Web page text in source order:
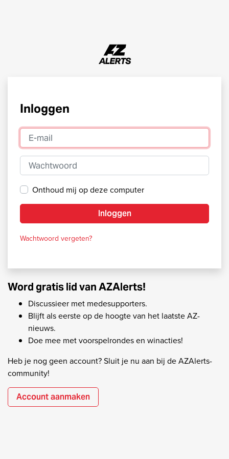
Inloggen
E-mail
Wachtwoord
Onthoud mij op deze computer
Inloggen
Wachtwoord vergeten?
Word gratis lid van AZAlerts!
Discussieer met medesupporters.
Blijft als eerste op de hoogte van het laatste AZ-
nieuws.
Doe mee met voorspelrondes en winacties!
Heb je nog geen account? Sluit je nu aan bij de AZAlerts-
community!
Account aanmaken